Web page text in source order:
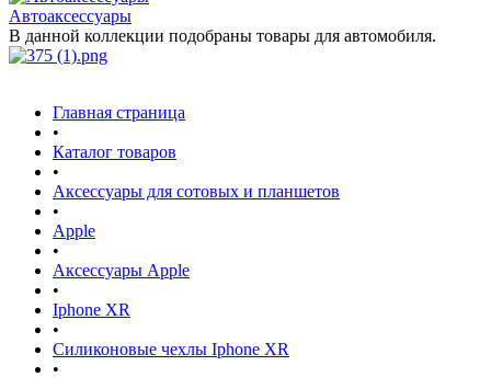
Автоаксессуары
В данной коллекции подобраны товары для автомобиля.
Главная страница
•
Каталог товаров
•
Аксессуары для сотовых и планшетов
•
Apple
•
Аксессуары Apple
•
Iphone XR
•
Силиконовые чехлы Iphone XR
•